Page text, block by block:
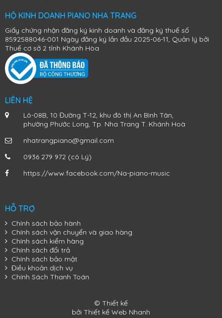
Đàn Piano Điện Yamaha YDP-103
HỘ KINH DOANH PIANO NHA TRANG
Giấy chứng nhận đăng ký kinh doanh và đăng ký thuế số
8592588046-001 Ngày đăng ký lần đầu 2025-06-11, Quản lý bởi
Thuế cơ sở 2 tỉnh Khánh Hòa
LIÊN HỆ
Lô-08B, 10 Đường T-12, khu đô thị An Bình Tân,
phường Phước Long, Tp. Nha Trang T. Khánh Hoà
nhatrangpiano@gmail.com
0936 279 972 (cô Lý)
https://www.facebook.com/Na-piano-music
HỖ TRỢ
Chính sách bảo hành
Chính sách vận chuyển và giao hàng
Chính sách kiểm hàng
Chính sách đổi trả
Chính sách bảo mật
Điều khoản dịch vụ
Chính Sách Thanh Toán
© Thiết kế
bởi Thiết kế Web Nhanh